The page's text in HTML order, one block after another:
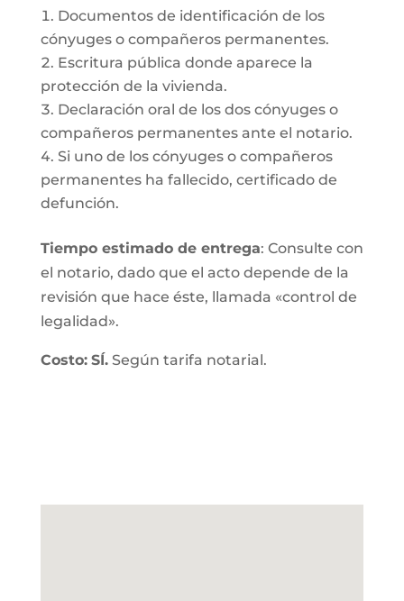
Documentos de identificación de los
cónyuges o compañeros permanentes.
Escritura pública donde aparece la
protección de la vivienda.
Declaración oral de los dos cónyuges o
compañeros permanentes ante el notario.
Si uno de los cónyuges o compañeros
permanentes ha fallecido, certificado de
defunción.
Tiempo estimado de entrega: Consulte con
el notario, dado que el acto depende de la
revisión que hace éste, llamada «control de
legalidad».
Costo: SÍ.Según tarifa notarial.